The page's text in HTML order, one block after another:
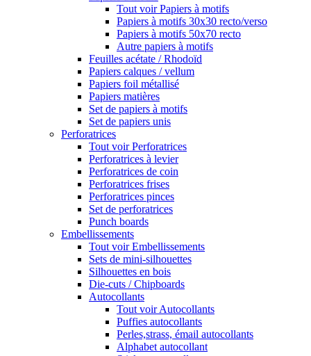
Tout voir Papiers à motifs
Papiers à motifs 30x30 recto/verso
Papiers à motifs 50x70 recto
Autre papiers à motifs
Feuilles acétate / Rhodoïd
Papiers calques / vellum
Papiers foil métallisé
Papiers matières
Set de papiers à motifs
Set de papiers unis
Perforatrices
Tout voir Perforatrices
Perforatrices à levier
Perforatrices de coin
Perforatrices frises
Perforatrices pinces
Set de perforatrices
Punch boards
Embellissements
Tout voir Embellissements
Sets de mini-silhouettes
Silhouettes en bois
Die-cuts / Chipboards
Autocollants
Tout voir Autocollants
Puffies autocollants
Perles,strass, émail autocollants
Alphabet autocollant